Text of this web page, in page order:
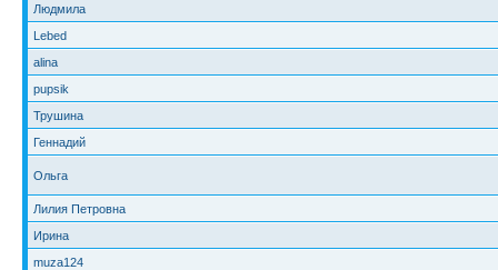
Людмила
Lebed
alina
pupsik
Трушина
Геннадий
Ольга
Лилия Петровна
Ирина
muza124